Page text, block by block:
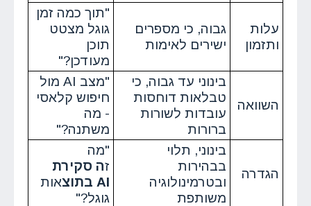
עלות
ותזמון
גבוה, כי מספרים
ישירים לאימות
"תוך כמה זמן
גוגל מצטט
תוכן
מעודכן?"
השוואה
בינוני עד גבוה, כי
טבלאות דוחסות
עובדות לשורות
ברורות
"מצב AI מול
חיפוש קלאסי
- מה
משתנה?"
הגדרה
בינוני, תלוי
בבהירות
ובטרמינולוגיה
משותפת
"מה
זה סקירת
AI בתוצ
אות
גוגל?"